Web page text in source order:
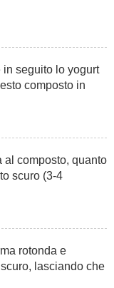
seguito lo yogurt
composto in
al composto, quanto
scuro (3-4
rotonda e
lasciando che